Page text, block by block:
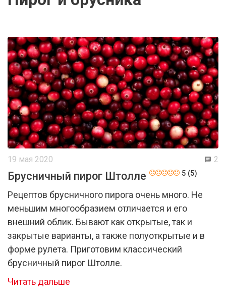
19 мая 2020 2
Брусничный пирог Штолле 5 (5)
Рецептов брусничного пирога очень много. Не
меньшим многообразием отличается и его
внешний облик. Бывают как открытые, так и
закрытые варианты, а также полуоткрытые и в
форме рулета. Приготовим классический
брусничный пирог Штолле.
Читать дальше